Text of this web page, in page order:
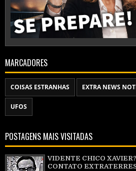
MARCADORES
COISAS ESTRANHAS EXTRA NEWS
UFOS
POSTAGENS MAIS VISITADAS
VIDENTE CHICO
CONTATO